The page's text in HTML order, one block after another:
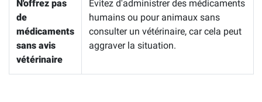
N'offrez pas
de
médicaments
sans avis
vétérinaire
Évitez d'administrer des médicaments
humains ou pour animaux sans
consulter un vétérinaire, car cela peut
aggraver la situation.